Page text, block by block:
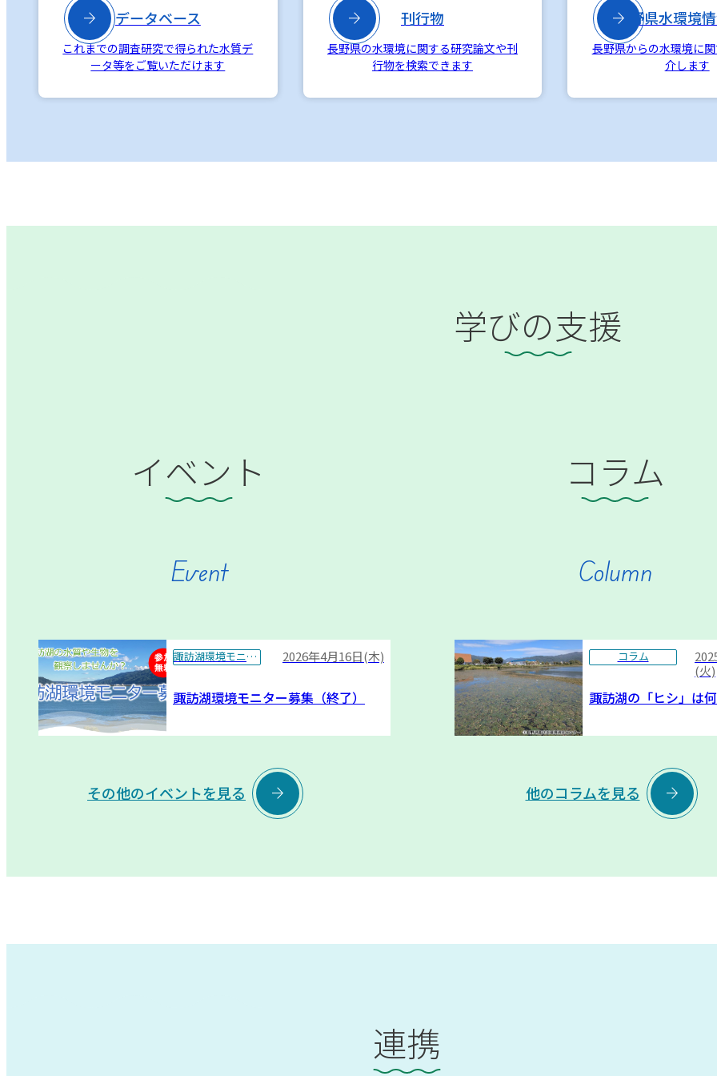
 データベース
これまでの調査研究で得られた水質デ
ータ等をご覧いただけます
 刊行物
長野県の水環境に関する研究論文や刊
行物を検索できます

長野県水環境
長野県からの水環境に
介します
学びの支援
イベント
Event
諏訪湖環境モニター 2026年4月16日(木)
諏訪湖環境モニター募集（終了）
その他のイベントを見る 
コラム
Column
コラム
(火)
諏訪湖の「ヒシ」は
他のコラムを見る 
連携